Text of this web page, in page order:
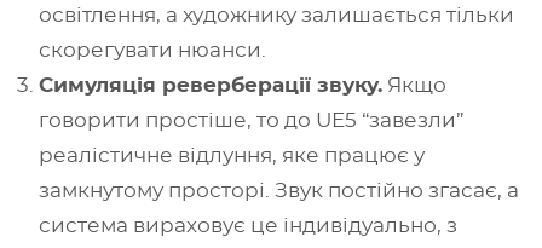
освітлення, а художнику залишається тільки
скорегувати нюанси.
Симуляція реверберації звуку. Якщо
говорити простіше, то до UE5 “завезли”
реалістичне відлуння, яке працює у
замкнутому просторі. Звук постійно згасає, а
система вираховує це індивідуально, з